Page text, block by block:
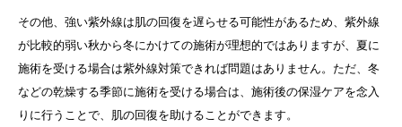
その他、強い紫外線は肌の回復を遅らせる可能性があるため、紫外線
が比較的弱い秋から冬にかけての施術が理想的ではありますが、夏に
施術を受ける場合は紫外線対策できれば問題はありません。ただ、冬
などの乾燥する季節に施術を受ける場合は、施術後の保湿ケアを念入
りに行うことで、肌の回復を助けることができます。